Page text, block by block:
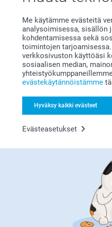
Me käytämme evästeitä
analysoimisessa, sisällön
kohdentamisessa sekä
toimintojen
verkkosivuston käyttöäsi
sosiaalisen median,
evästekäytännöistämme
Hyväksy kaikki evästeet
Evästeasetukset
Etsitkö lahjaideoita
syntymälahja on aina hyvä
vauvan nimi, tai suloinen
paras ystävänsä? Haluatko
vanhemmat rakastavat
, jossa he
ainutlaatuisella tavalla.
suloisimmista
Tutustu ja inspiroidu!